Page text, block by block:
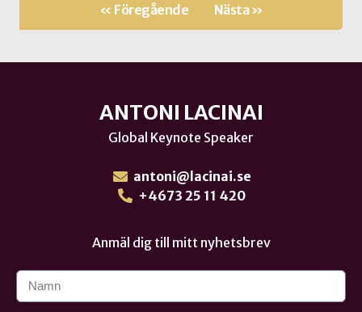
« Föregående Nästa »
ANTONI LACINAI
Global Keynote Speaker
antoni@lacinai.se
+4673 25 11 420
Anmäl dig till mitt nyhetsbrev